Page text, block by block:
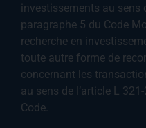
investissements au sens
paragraphe 5 du Code
recherche en
toute autre forme de
concernant les
au sens de l’article L
Code.